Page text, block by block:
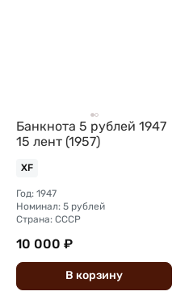
Банкнота 5 рублей 1947
15 лент (1957)
XF
Год: 1947
Номинал: 5 рублей
Страна: СССР
10 000 ₽
В корзину